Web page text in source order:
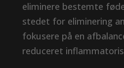
eliminere bestemte
stedet for eliminering
fokusere på en
reduceret